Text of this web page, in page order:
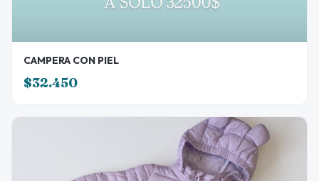
CAMPERA CON PIEL
$32.450